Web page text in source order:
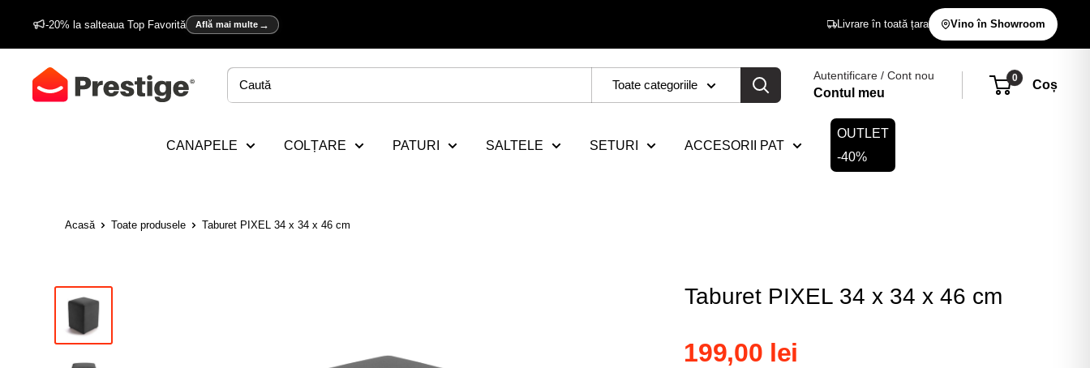
-20% la salteaua Top Favorită Află mai multe Livrare în toată țara Vino în Showroom
Prestige
Home
Toate categoriile
Autentificare / Cont nou
Contul meu
0
Coș
CANAPELE COLȚARE PATURI SALTELE SETURI ACCESORII PAT
OUTLET
-40%
Acasă Toate produsele Taburet PIXEL 34 x 34 x 46 cm
Taburet PIXEL 34 x 34 x 46 cm
199,00 lei